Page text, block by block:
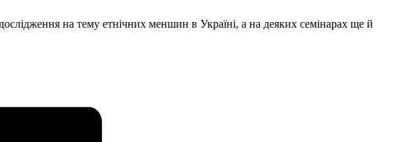
на тему етнічних меншин в Україні, а на деяких семінарах ще й